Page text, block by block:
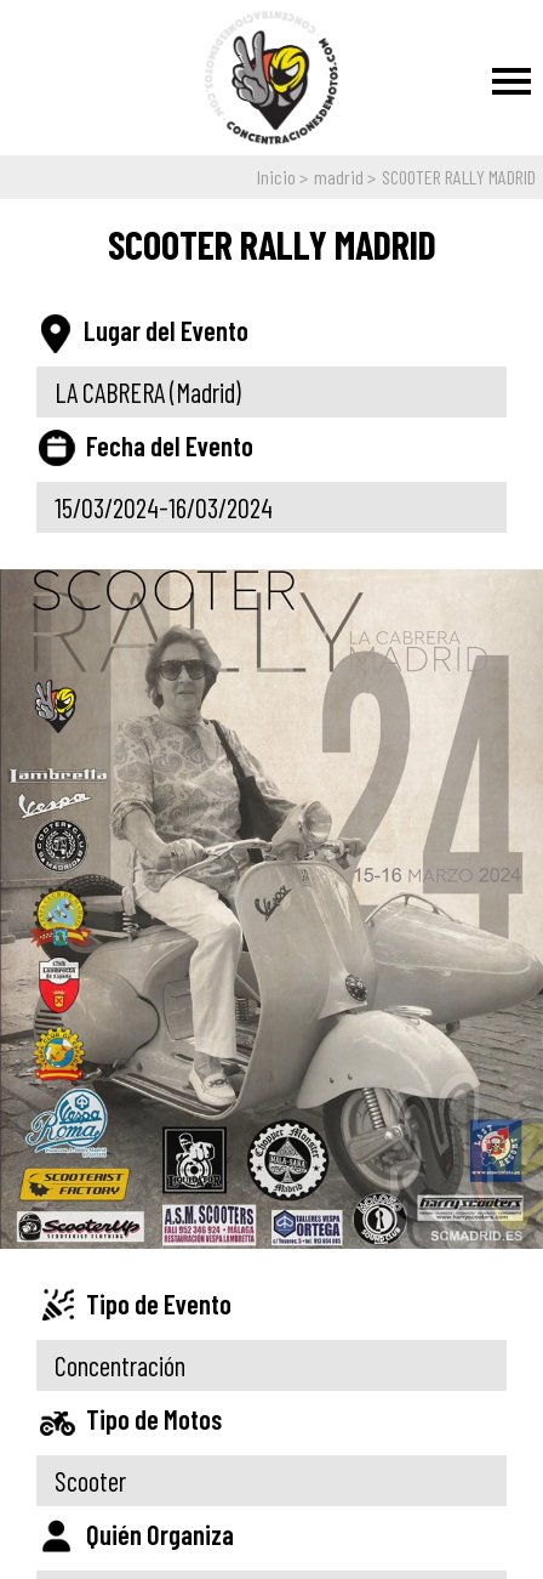
Inicio madrid SCOOTER RALLY MADRID
SCOOTER RALLY MADRID
Lugar del Evento
LA CABRERA(Madrid)
Fecha del Evento
15/03/2024-16/03/2024
Tipo de Evento
Concentración
Tipo de Motos
Scooter
Quién Organiza